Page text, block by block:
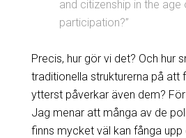
and citizenship in the age
participation?”
Precis, hur gör vi det? Och hur
traditionella strukturerna på att
ytterst påverkar även dem?
Jag menar att många av de
finns mycket väl kan fånga upp